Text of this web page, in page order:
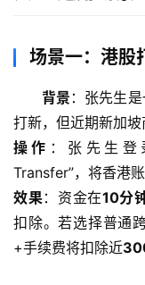
场景一：港股
背景 ：张先生
打新，但近期新加坡
操作 ：张先生登
Transfer”，将香港
效果：资金在10分
扣除。若选择普通
+手续费将扣除近